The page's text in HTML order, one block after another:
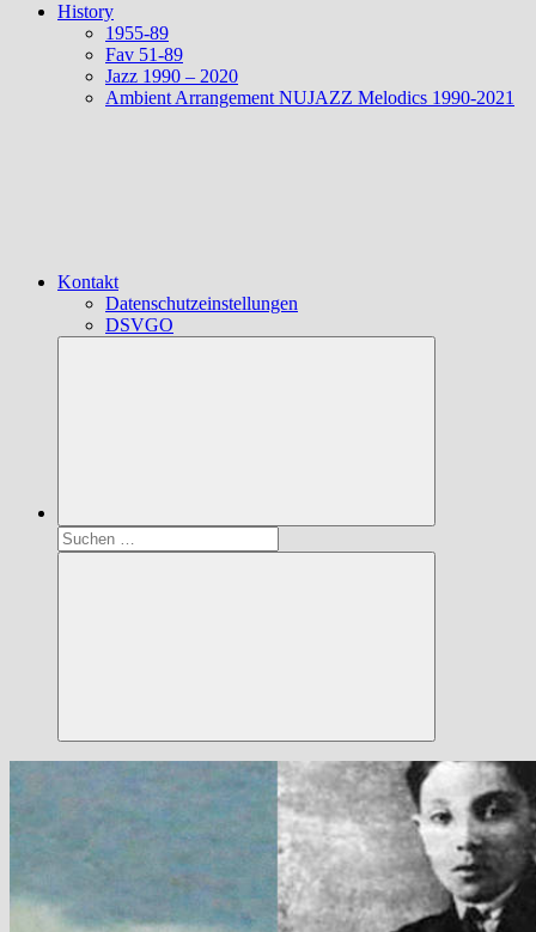
History
1955-89
Fav 51-89
Jazz 1990 – 2020
Ambient Arrangement NUJAZZ Melodics 1990-2021
Kontakt
Datenschutzeinstellungen
DSVGO
Suchen
nach:
Suchen